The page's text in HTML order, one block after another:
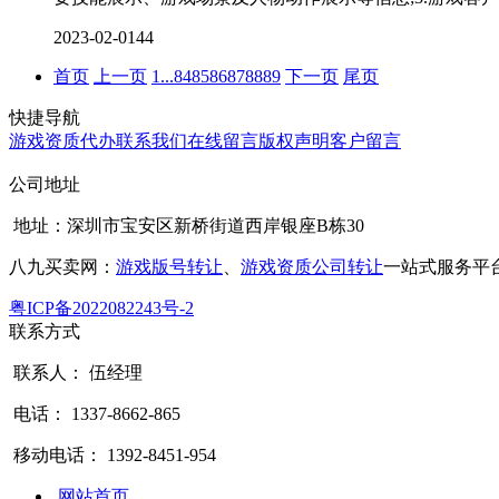
2023-02-0144
首页 上一页 1 ...848586878889 下一页 尾页
快捷导航
游戏资质代办联系我们在线留言版权声明客户留言
公司地址
地址：深圳市宝安区新桥街道西岸银座B栋30
八九买卖网： 游戏版号转让 游戏资质公司转让一站式服务平
粤ICP备2022082243号-2
联系方式
联系人： 伍经理
电话： 1337-8662-865
移动电话： 1392-8451-954